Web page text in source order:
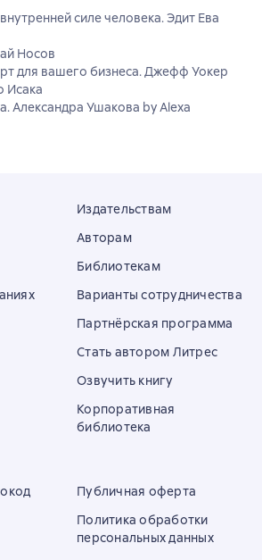
силе человека. Эдит Ева
Носов
для вашего бизнеса. Джефф Уокер
Исака
Александра Ушакова by Alexa
Издательствам
Авторам
Библиотекам
Варианты сотрудничества
Партнёрская программа
Стать автором Литрес
Озвучить книгу
Корпоративная
библиотека
Публичная оферта
Политика обработки
персональных данных